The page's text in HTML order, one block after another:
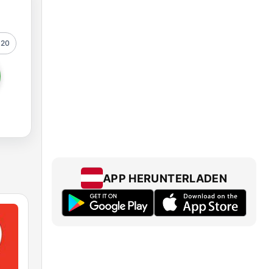
20
APP HERUNTERLADEN